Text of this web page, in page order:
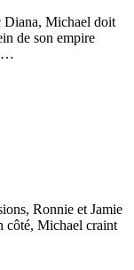
Diana, Michael doit
de son empire
…
Ronnie et Jamie
côté, Michael craint